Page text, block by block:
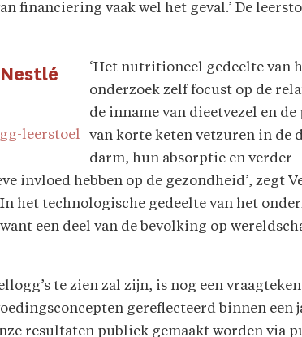
financiering vaak wel het geval.’ De
leerstoel
‘Het nutritioneel gedeelte van
onderzoek zelf focust op de
de inname van dieetvezel en
van korte keten vetzuren in de
darm, hun absorptie en verder
hebben op de gezondheid’, zegt
het technologische gedeelte van het
een deel van de bevolking op
te zien zal zijn, is nog een
gereflecteerd binnen een
resultaten publiek gemaakt worden via